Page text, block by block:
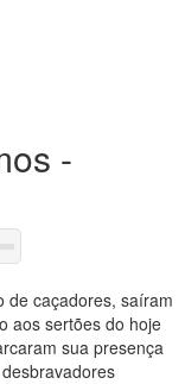
-
de caçadores, saíram
aos sertões do hoje
sua presença